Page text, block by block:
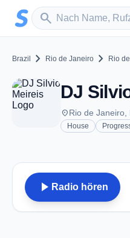
Zum Hauptinhalt springen
search
Sender suchen
Brazil chevron_right Rio de Janeiro chevron_right Rio
placeRio de Janeiro,
House
play_arrow Radio hören